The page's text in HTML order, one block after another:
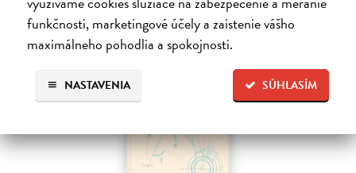
funkčnosti, marketingové účely a zaistenie vášho
maximálneho pohodlia a spokojnosti.
SÚHLASÍM
NASTAVENIA
E-KNIHA